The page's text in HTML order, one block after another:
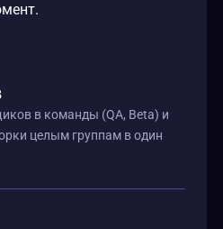
в команды (QA, Beta) и
целым группам в один